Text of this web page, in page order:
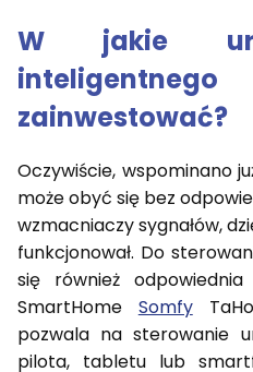
W jakie
zainwestować?
Oczywiście, wspominano
może obyć się bez
wzmacniaczy sygnałów,
funkcjonował. Do
się również
SmartHome Somfy
pozwala na sterowanie
pilota, tabletu lub